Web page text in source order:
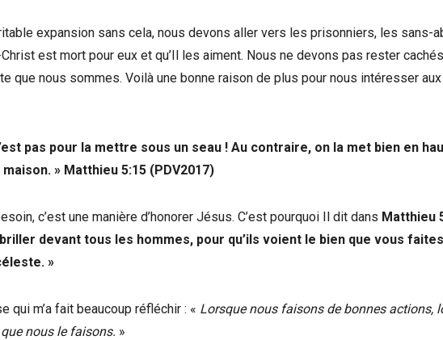
expansion sans cela, nous devons aller vers les prisonniers, les sans-
est mort pour eux et qu’Il les aiment. Nous ne devons pas rester
que nous sommes. Voilà une bonne raison de plus pour nous intéresser
pas pour la mettre sous un seau ! Au contraire, on la met bien en
» Matthieu‬ ‭5:15‬ ‭(PDV2017)‬‬
c’est une manière d’honorer Jésus. C’est pourquoi Il dit dans ‭‭Matthieu‬
devant tous les hommes, pour qu’ils voient le bien que vous
»
qui m’a fait beaucoup réfléchir : « Lorsque nous faisons de bonnes actions,
nous le faisons. »